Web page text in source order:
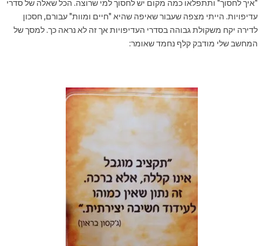
"איך לחסוך" ותתפלאו כמה מקום יש לחסוך למי שרוצה. הכל שאלה של סדרי
עדיפויות. הייתי מצפה שעבור שאיפה שהיא "חיים ומוות" עבורם, חסכון
לדירה יקח משקולת גבוהה בסדרי העדיפויות אך זה לא נראה כך. למסך של
המחשב שלי מודבק קלף נחמד שאומר: